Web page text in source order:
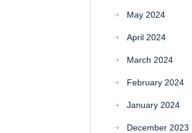
May 2024
April 2024
March 2024
February 2024
January 2024
December 2023